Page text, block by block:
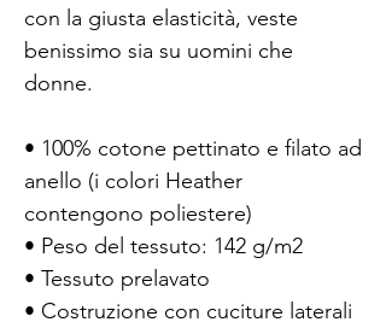
con la giusta elasticità, veste
benissimo sia su uomini che
donne.
• 100% cotone pettinato e filato ad
anello (i colori Heather
contengono poliestere)
• Peso del tessuto: 142 g/m2
• Tessuto prelavato
• Costruzione con cuciture laterali